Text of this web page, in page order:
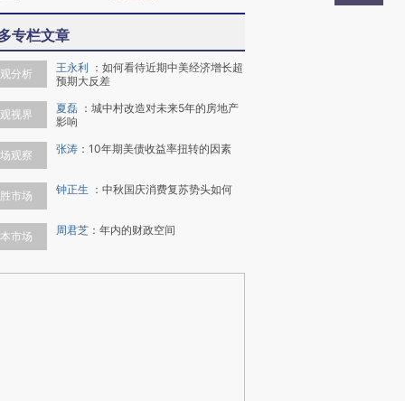
专栏文章
分析 王永利 ： 如何看待近期中美经济增长超
预期大反差
视界 夏磊 ： 城中村改造对未来5年的房地产
影响
观察 张涛 ： 10年期美债收益率扭转的因素
市场 钟正生 ： 中秋国庆消费复苏势头如何
市场 周君芝 ： 年内的财政空间